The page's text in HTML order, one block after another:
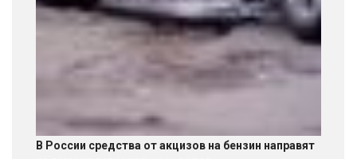
В России средства от акцизов на бензин направят